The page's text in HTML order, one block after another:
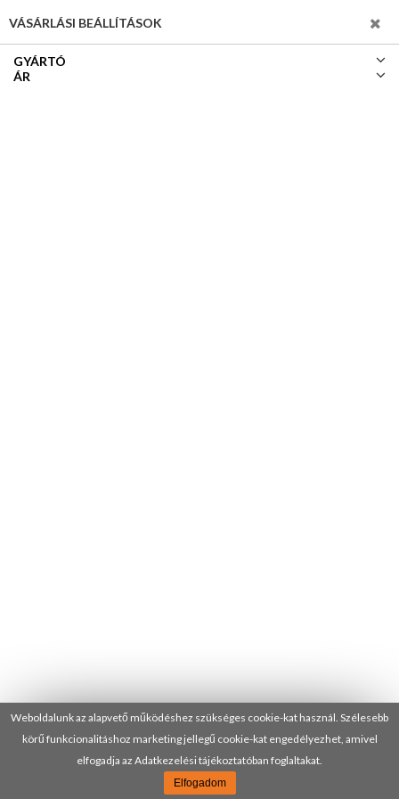
Weboldalunk az alapvető működéshez szükséges cookie-kat használ. Szélesebb
körű funkcionalitáshoz marketing jellegű cookie-kat engedélyezhet, amivel
elfogadja az Adatkezelési tájékoztatóban foglaltakat.
Elfogadom
VÁSÁRLÁSI BEÁLLÍTÁSOK
GYÁRTÓ
ÁR